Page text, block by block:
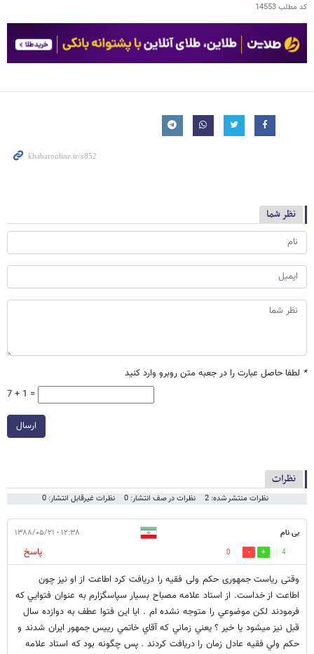
کد مطلب14553
نظر شما
* لطفا حاصل عبارت را در جعبه متن روبرو وارد کنید
7 + 1 =
ارسال
نظرات
نظرات منتشر شده: 2 نظرات در صف انتشار: 0 نظرات غیرقابل انتشار: 0
بی نام ۱۲:۳۸ - ۱۳۸۸/۰۵/۲۱
4
0
پاسخ
وقتی ریاست جمهوری حکم ولی فقیه را دریافت کرد اطاعت از او نیز چون
اطاعت از خداست. از استاد علامه مصباح بسيار سپاسگزارم به عنوان فتوايي كه
فرمودند لكن موضوعي را متوجه نشده ام . ايا اين فتوا عطف به دوازده سال
قبل نيز ميشود يا خير ؟ يعني زماني كه آقاي خاتمي رييس جمهور ايران شدند و
حكم ولي فقيه عادل زمان را دريافت كردند . پس چگونه بود كه استاد علامه